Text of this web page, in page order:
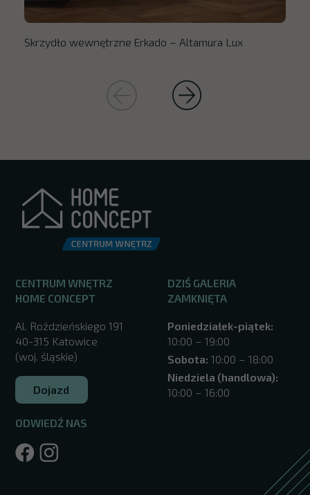
Skrzydło wewnętrzne Erkado – Altamura Lux
CENTRUM WNĘTRZ
HOME CONCEPT
Al. Roździeńskiego 191
40-315 Katowice
(woj. śląskie)
Dojazd
ODWIEDŹ NAS
DZIŚ GALERIA
ZAMKNIĘTA
Poniedziałek-piątek:
10:00 – 19:00
Sobota: 10:00 – 18:00
Niedziela (handlowa):
10:00 – 16:00